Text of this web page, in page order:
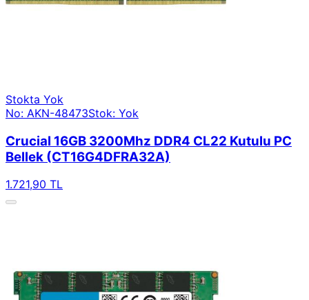
Stokta Yok
No: AKN-48473Stok: Yok
Crucial 16GB 3200Mhz DDR4 CL22 Kutulu PC
Bellek (CT16G4DFRA32A)
1.721,90 TL